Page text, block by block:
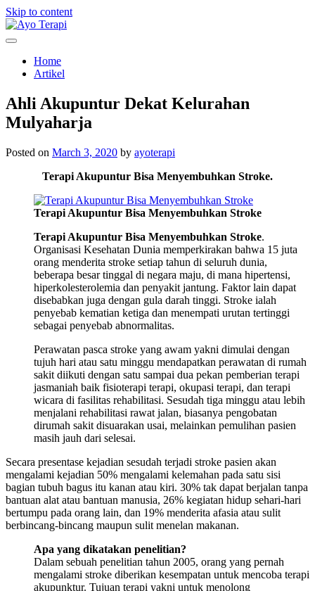
Skip to content
Home
Artikel
Ahli Akupuntur Dekat Kelurahan
Mulyaharja
Posted on March 3, 2020 by ayoterapi
Terapi Akupuntur Bisa Menyembuhkan Stroke.
Terapi Akupuntur Bisa Menyembuhkan Stroke
Terapi Akupuntur Bisa Menyembuhkan Stroke.
Organisasi Kesehatan Dunia memperkirakan bahwa 15 juta
orang menderita stroke setiap tahun di seluruh dunia,
beberapa besar tinggal di negara maju, di mana hipertensi,
hiperkolesterolemia dan penyakit jantung. Faktor lain dapat
disebabkan juga dengan gula darah tinggi. Stroke ialah
penyebab kematian ketiga dan menempati urutan tertinggi
sebagai penyebab abnormalitas.
Perawatan pasca stroke yang awam yakni dimulai dengan
tujuh hari atau satu minggu mendapatkan perawatan di rumah
sakit diikuti dengan satu sampai dua pekan pemberian terapi
jasmaniah baik fisioterapi terapi, okupasi terapi, dan terapi
wicara di fasilitas rehabilitasi. Sesudah tiga minggu atau lebih
menjalani rehabilitasi rawat jalan, biasanya pengobatan
dirumah sakit disuarakan usai, melainkan pemulihan pasien
masih jauh dari selesai.
Secara presentase kejadian sesudah terjadi stroke pasien akan
mengalami kejadian 50% mengalami kelemahan pada satu sisi
bagian tubuh bagus itu kanan atau kiri. 30% tak dapat berjalan tanpa
bantuan alat atau bantuan manusia, 26% kegiatan hidup sehari-hari
bertumpu pada orang lain, dan 19% menderita afasia atau sulit
berbincang-bincang maupun sulit menelan makanan.
Apa yang dikatakan penelitian?
Dalam sebuah penelitian tahun 2005, orang yang pernah
mengalami stroke diberikan kesempatan untuk mencoba terapi
akupunktur. Tujuan terapi yakni untuk menolong